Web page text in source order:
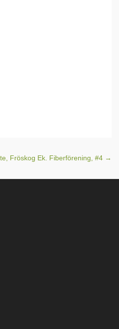
Fröskog Ek. Fiberförening, #4 →